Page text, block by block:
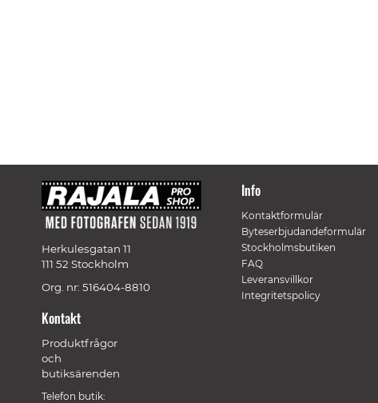
Herkulesgatan 11
111 52 Stockholm
Org. nr: 516404-8810
Kontakt
Produktfrågor
och
butiksärenden
Telefon butik:
Info
Kontaktformulär
Byteserbjudandeformulär
Stockholmsbutiken
FAQ
Leveransvillkor
Integritetspolicy